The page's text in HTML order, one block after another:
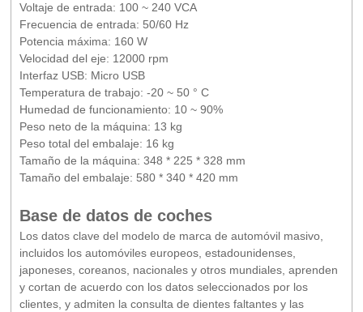
Voltaje de entrada: 100 ~ 240 VCA
Frecuencia de entrada: 50/60 Hz
Potencia máxima: 160 W
Velocidad del eje: 12000 rpm
Interfaz USB: Micro USB
Temperatura de trabajo: -20 ~ 50 ° C
Humedad de funcionamiento: 10 ~ 90%
Peso neto de la máquina: 13 kg
Peso total del embalaje: 16 kg
Tamaño de la máquina: 348 * 225 * 328 mm
Tamaño del embalaje: 580 * 340 * 420 mm
Base de datos de coches
Los datos clave del modelo de marca de automóvil masivo,
incluidos los automóviles europeos, estadounidenses,
japoneses, coreanos, nacionales y otros mundiales, aprenden
y cortan de acuerdo con los datos seleccionados por los
clientes, y admiten la consulta de dientes faltantes y las